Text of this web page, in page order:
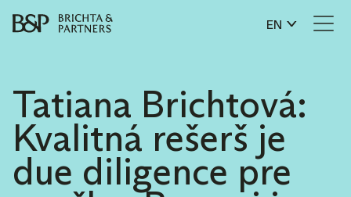
EN
Tatiana Brichtová:
Kvalitná rešerš je
due diligence pre